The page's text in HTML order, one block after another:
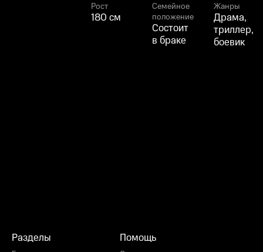
Рост
180 см
Семейное
положение
Состоит
в браке
Жанры
Драма,
триллер,
боевик
Разделы Помощь